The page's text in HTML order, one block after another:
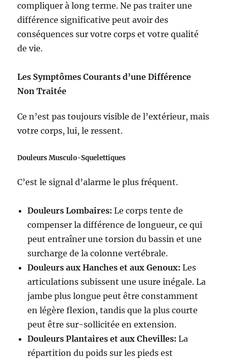
compliquer à long terme. Ne pas traiter une
différence significative peut avoir des
conséquences sur votre corps et votre qualité
de vie.
Les Symptômes Courants d’une Différence
Non Traitée
Ce n’est pas toujours visible de l’extérieur, mais
votre corps, lui, le ressent.
Douleurs Musculo-Squelettiques
C’est le signal d’alarme le plus fréquent.
Douleurs Lombaires: Le corps tente de
compenser la différence de longueur, ce qui
peut entraîner une torsion du bassin et une
surcharge de la colonne vertébrale.
Douleurs aux Hanches et aux Genoux: Les
articulations subissent une usure inégale. La
jambe plus longue peut être constamment
en légère flexion, tandis que la plus courte
peut être sur-sollicitée en extension.
Douleurs Plantaires et aux Chevilles: La
répartition du poids sur les pieds est